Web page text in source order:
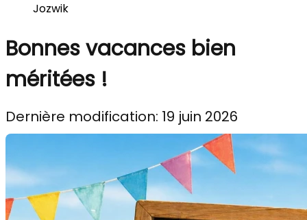
Jozwik
Bonnes vacances bien
méritées !
Dernière modification: 19 juin 2026